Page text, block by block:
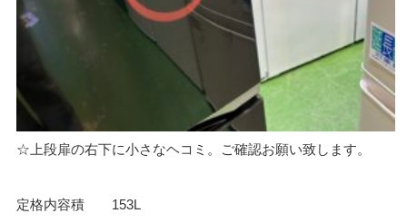
☆上段扉の右下に小さなヘコミ。ご確認お願い致します。
定格内容積 153L